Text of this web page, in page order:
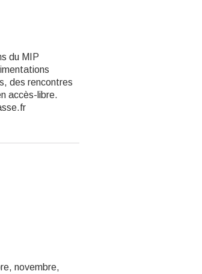
du MIP
des rencontres
accès-libre.
novembre,